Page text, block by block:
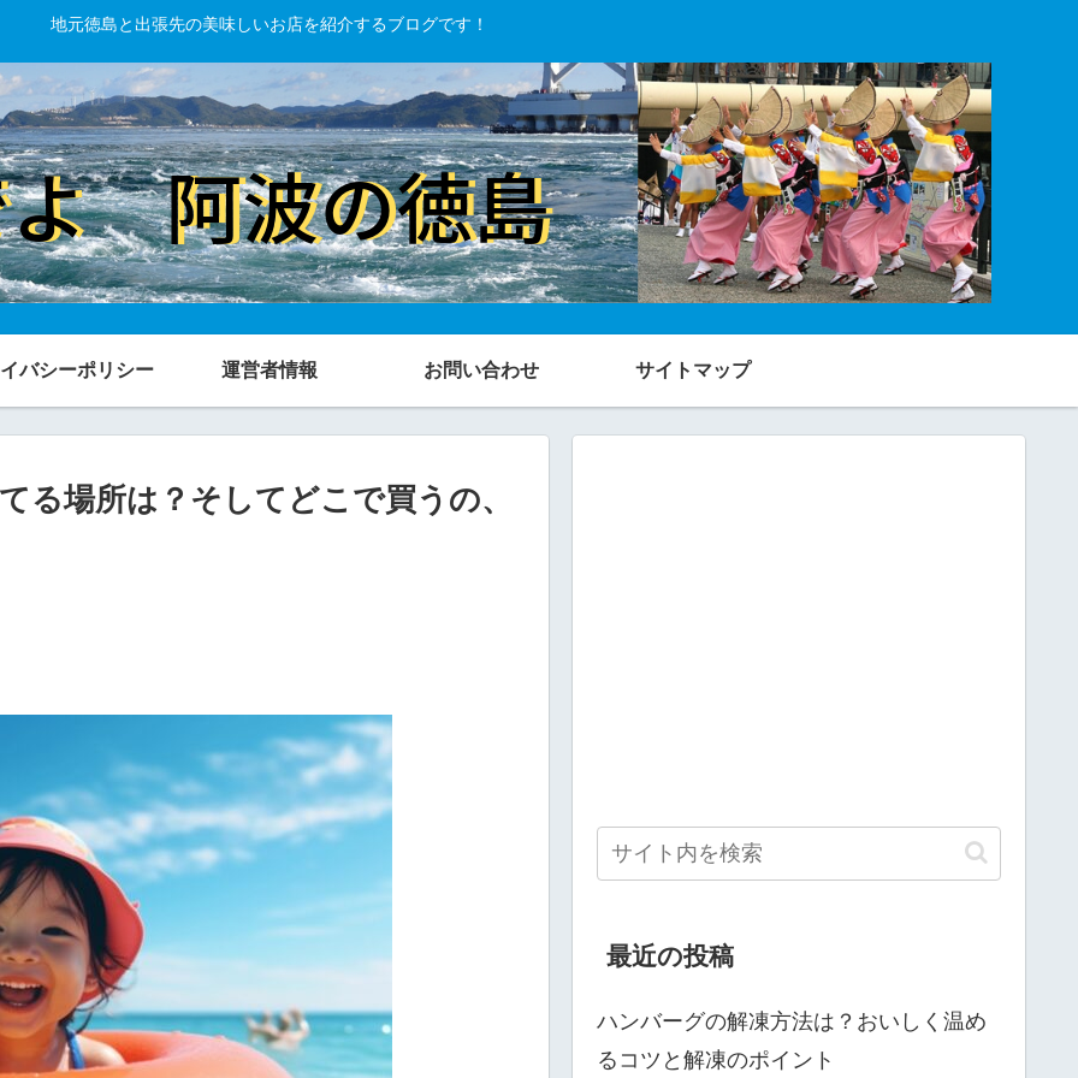
地元徳島と出張先の美味しいお店を紹介するブログです！
バシーポリシー 運営者情報 お問い合わせ サイトマップ
る場所は？そしてどこで買うの、
最近の投稿
ハンバーグの解凍方法は？おいしく温め
るコツと解凍のポイント